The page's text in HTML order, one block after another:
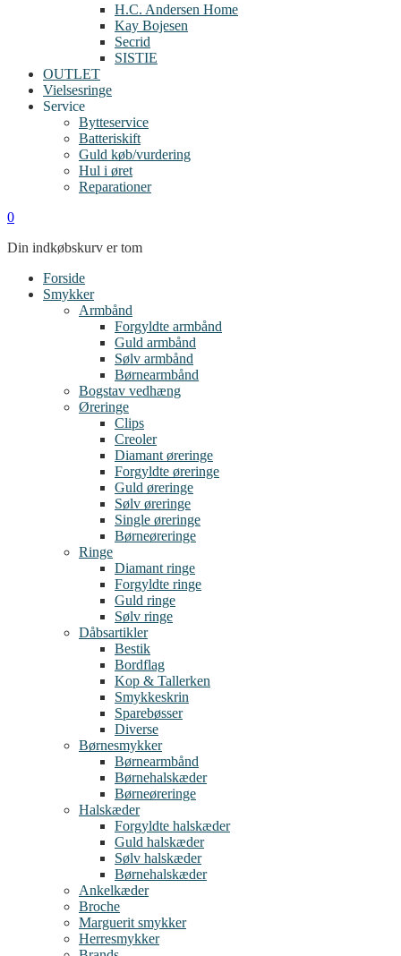
H.C. Andersen Home
Kay Bojesen
Secrid
SISTIE
OUTLET
Vielsesringe
Service
Bytteservice
Batteriskift
Guld køb/vurdering
Hul i øret
Reparationer
0
Din indkøbskurv er tom
Forside
Smykker
Armbånd
Forgyldte armbånd
Guld armbånd
Sølv armbånd
Børnearmbånd
Bogstav vedhæng
Øreringe
Clips
Creoler
Diamant øreringe
Forgyldte øreringe
Guld øreringe
Sølv øreringe
Single øreringe
Børneøreringe
Ringe
Diamant ringe
Forgyldte ringe
Guld ringe
Sølv ringe
Dåbsartikler
Bestik
Bordflag
Kop & Tallerken
Smykkeskrin
Sparebøsser
Diverse
Børnesmykker
Børnearmbånd
Børnehalskæder
Børneøreringe
Halskæder
Forgyldte halskæder
Guld halskæder
Sølv halskæder
Børnehalskæder
Ankelkæder
Broche
Marguerit smykker
Herresmykker